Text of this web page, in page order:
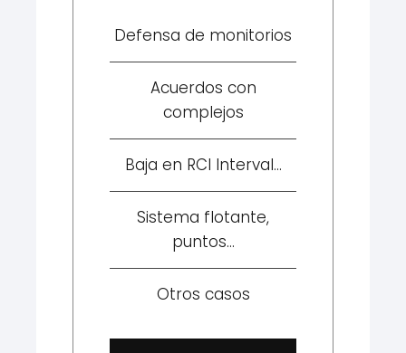
Defensa de monitorios
Acuerdos con
complejos
Baja en RCI Interval...
Sistema flotante,
puntos...
Otros casos